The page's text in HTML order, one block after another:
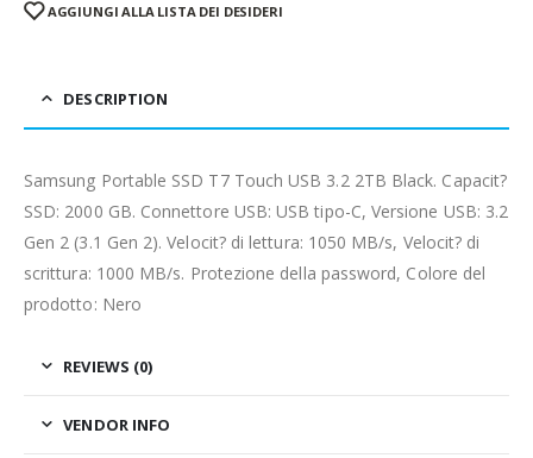
AGGIUNGI ALLA LISTA DEI DESIDERI
DESCRIPTION
Samsung Portable SSD T7 Touch USB 3.2 2TB Black. Capacit?
SSD: 2000 GB. Connettore USB: USB tipo-C, Versione USB: 3.2
Gen 2 (3.1 Gen 2). Velocit? di lettura: 1050 MB/s, Velocit? di
scrittura: 1000 MB/s. Protezione della password, Colore del
prodotto: Nero
REVIEWS (0)
VENDOR INFO